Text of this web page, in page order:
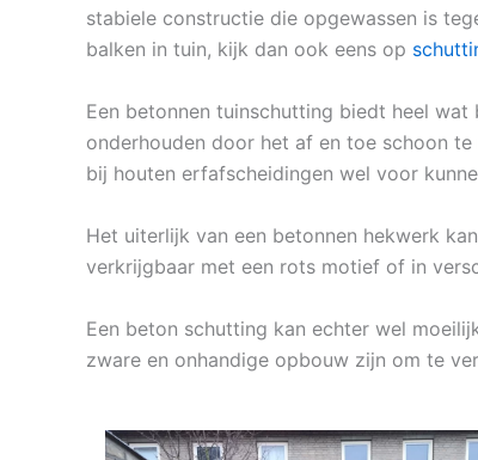
stabiele constructie die opgewassen is
balken in tuin, kijk dan ook eens op
Een betonnen tuinschutting biedt heel
onderhouden door het af en toe schoon
bij houten erfafscheidingen wel voor
Het uiterlijk van een betonnen hekwerk
verkrijgbaar met een rots motief of in
Een beton schutting kan echter wel
zware en onhandige opbouw zijn om te